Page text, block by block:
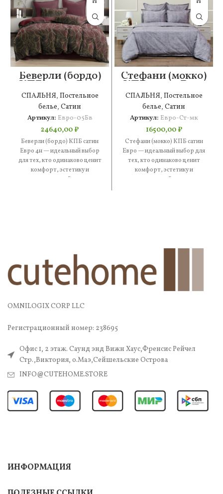
Беверли (бордо)
КПБ сатин Евро
4н
СПАЛЬНЯ, Постельное
белье, Сатин
Артикул: Евро-05Бв
24640,00₽
Беверли (бордо) КПБ сатин
Евро 4н — идеальный выбор
для тех, кто одинаково ценит
комфорт, эстетику и
практичность. В составе
Стефани (мокко)
КПБ сатин Евро
СПАЛЬНЯ, Постельное
белье, Сатин
Артикул: Евро-Ст-мк
16500,00₽
Стефани (мокко) КПБ сатин
Евро — идеальный выбор для
тех, кто одинаково ценит
комфорт, эстетику и
практичность. В составе —
OMNILOGIX CORP LLC
Регистрационный номер: 238695
Офис 1, 2 этаж. Саунд энд Вижн Хаус,Френсис Рейчел
Стр.,Виктория, о.Маэ,Сейшельские Острова
INFO@CUTEHOME.STORE
ИНФОРМАЦИЯ